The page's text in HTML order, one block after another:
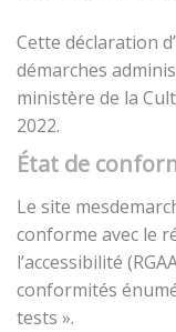
Cette déclaration
démarches
ministère de la
2022.
État de
Le site
conforme avec le
l’accessibilité
conformités
tests ».